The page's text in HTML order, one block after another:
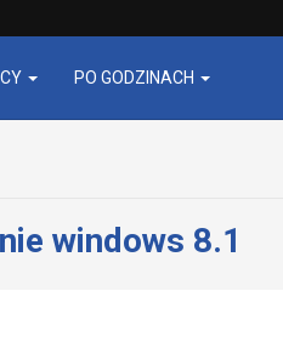
PO GODZINACH
windows 8.1